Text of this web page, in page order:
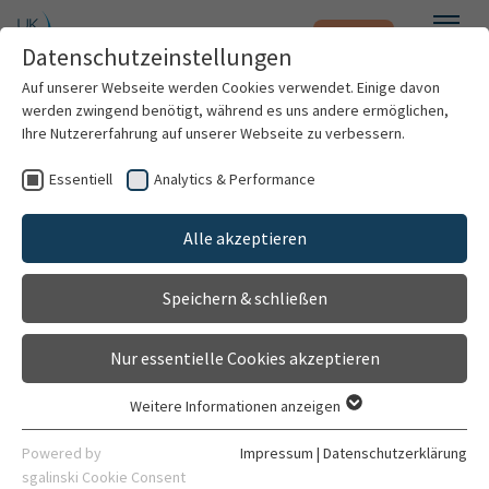
Zum Hauptinhalt springen Notfall
Patienten & Besucher
Kliniken & Institute
Forschung
Karriere
Mit dem Klick auf "Karte aktivieren" stimme ich
der Datenfreigabe an Google zu.
Weitere Standorte suchen
Kontakt
Im Neuenheimer Feld 669
69120 Heidelberg
06221 56-4002
Route planen
Datenschutzeinstellungen
Auf unserer Webseite werden Cookies verwendet. Einige davon
werden zwingend benötigt, während es uns andere ermöglichen,
Ihre Nutzererfahrung auf unserer Webseite zu verbessern.
Essentiell Analytics & Performance
Alle akzeptieren
Speichern & schließen
Nur essentielle Cookies akzeptieren
Essentielle Cookies werden für grundlegende Funktionen der
Webseite benötigt. Dadurch ist gewährleistet, dass die
Weitere Informationen anzeigen
Powered by
sgalinski Cookie Consent
Impressum | Datenschutzerklärung